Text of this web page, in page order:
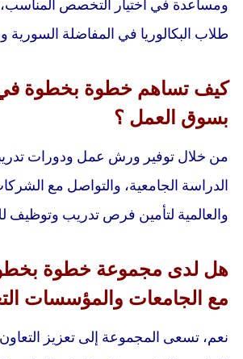
ومساعدة في اختيار التخصص
طلاب البكالوريا في المفاضلة
كيف تساهم خطوة بخطوة في
بسوق العمل ؟
من خلال توفير ورش عمل ودورات
الدراسة الجامعية، والتواصل مع
والعالمية لتأمين فرص تدريب وتوظيف
هل لدى مجموعة خطوة
مع الجامعات والمؤسسات
نعم، تسعى المجموعة إلى تعزيز